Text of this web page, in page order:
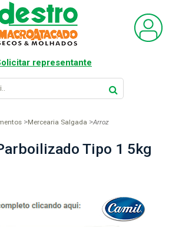
representante
Mercearia Salgada Arroz
Tipo 1 5kg